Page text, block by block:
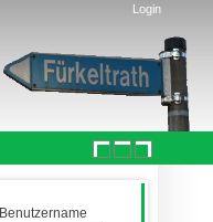
Login
Benutzername